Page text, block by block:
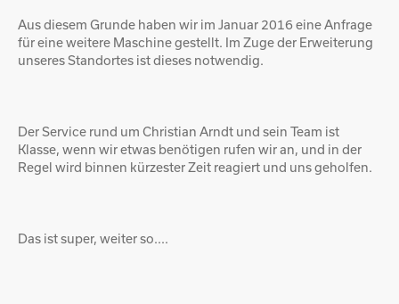
Aus diesem Grunde haben wir im Januar 2016 eine Anfrage
für eine weitere Maschine gestellt. Im Zuge der Erweiterung
unseres Standortes ist dieses notwendig.
Der Service rund um Christian Arndt und sein Team ist
Klasse, wenn wir etwas benötigen rufen wir an, und in der
Regel wird binnen kürzester Zeit reagiert und uns geholfen.
Das ist super, weiter so....